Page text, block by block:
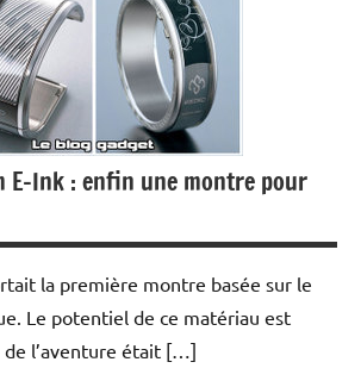
E-Ink : enfin une montre pour
la première montre basée sur le
Le potentiel de ce matériau est
l’aventure était […]